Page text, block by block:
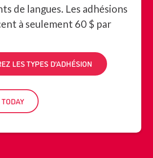
de langues. Les adhésions
à seulement 60 $ par
LES TYPES D’ADHÉSION